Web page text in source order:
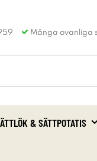
Många ovanliga
& SÄTTPOTATIS